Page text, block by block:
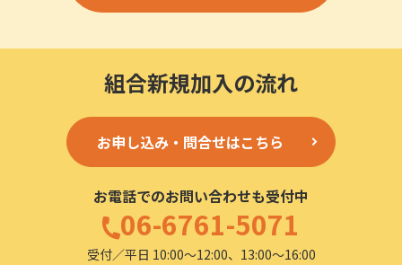
組合新規加入の流れ
お申し込み・問合せはこちら
お電話でのお問い合わせも受付中
06-6761-5071
受付／平日 10:00〜12:00、13:00〜16:00